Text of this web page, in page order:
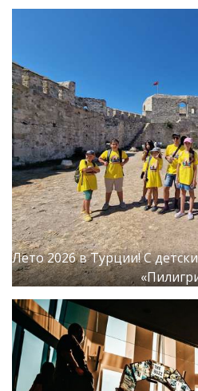
Лето 2026 в Турции! С